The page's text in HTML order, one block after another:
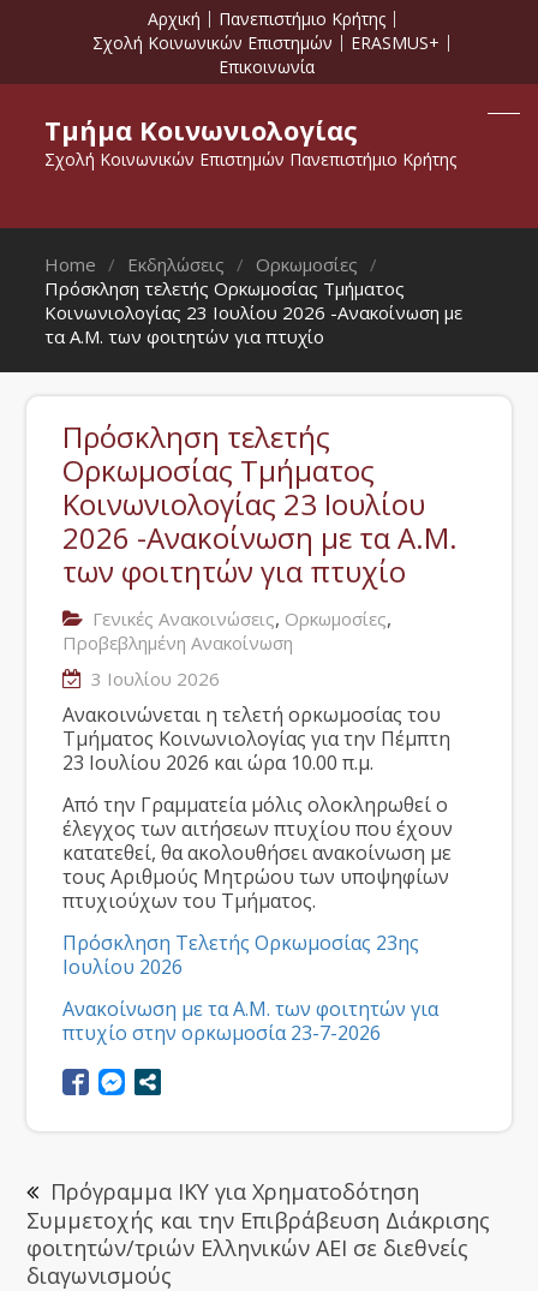
Αρχική
Πανεπιστήμιο Κρήτης
Σχολή Κοινωνικών Επιστημών
ERASMUS+
Επικοινωνία
Τμήμα Κοινωνιολογίας
Σχολή Κοινωνικών Επιστημών Πανεπιστήμιο Κρήτης
Home Εκδηλώσεις
Ορκωμοσίες
Πρόσκληση τελετής Ορκωμοσίας Τμήματος
Κοινωνιολογίας 23 Ιουλίου 2026 -Ανακοίνωση με
τα Α.Μ. των φοιτητών για πτυχίο
Πρόσκληση τελετής
Ορκωμοσίας Τμήματος
Κοινωνιολογίας 23 Ιουλίου
2026 -Ανακοίνωση με τα Α.Μ.
των φοιτητών για πτυχίο
Γενικές Ανακοινώσεις, Ορκωμοσίες,
Προβεβλημένη Ανακοίνωση
3 Ιουλίου 2026
Ανακοινώνεται η τελετή ορκωμοσίας του
Τμήματος Κοινωνιολογίας για την Πέμπτη
23 Ιουλίου 2026 και ώρα 10.00 π.μ.
Από την Γραμματεία μόλις ολοκληρωθεί ο
έλεγχος των αιτήσεων πτυχίου που έχουν
κατατεθεί, θα ακολουθήσει ανακοίνωση με
τους Αριθμούς Μητρώου των υποψηφίων
πτυχιούχων του Τμήματος.
Πρόσκληση Τελετής Ορκωμοσίας 23ης
Ιουλίου 2026
Ανακοίνωση με τα Α.Μ. των φοιτητών για
πτυχίο στην ορκωμοσία 23-7-2026
Πρόγραμμα ΙΚΥ για Χρηματοδότηση
Συμμετοχής και την Επιβράβευση Διάκρισης
φοιτητών/τριών Ελληνικών ΑΕΙ σε διεθνείς
διαγωνισμούς